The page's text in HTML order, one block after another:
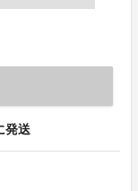
発送